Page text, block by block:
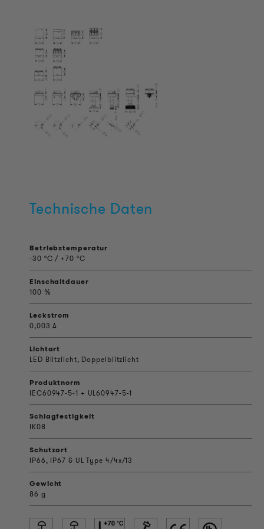
Technische Daten
Betriebstemperatur
-30 °C / +70 °C
Einschaltdauer
100 %
Leckstrom
0,003 A
Lichtart
LED Blitzlicht, Doppelblitzlicht
Produktnorm
IEC60947-5-1 + UL60947-5-1
Schlagfestigkeit
IK08
Schutzart
IP66, IP67 & UL Type 4/4x/13
Gewicht
86 g